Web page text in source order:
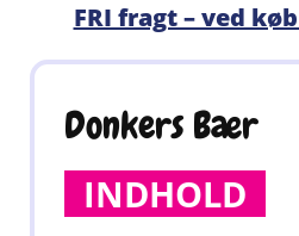
FRI fragt – ved
Donkers Bær
INDHOLD